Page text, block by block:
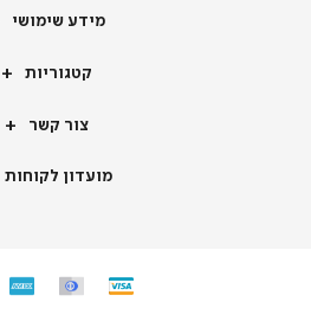
מידע
מידע שימושי
קטגוריותקטגוריות
צור
צור קשר
מועדון
מועדון לקוחות